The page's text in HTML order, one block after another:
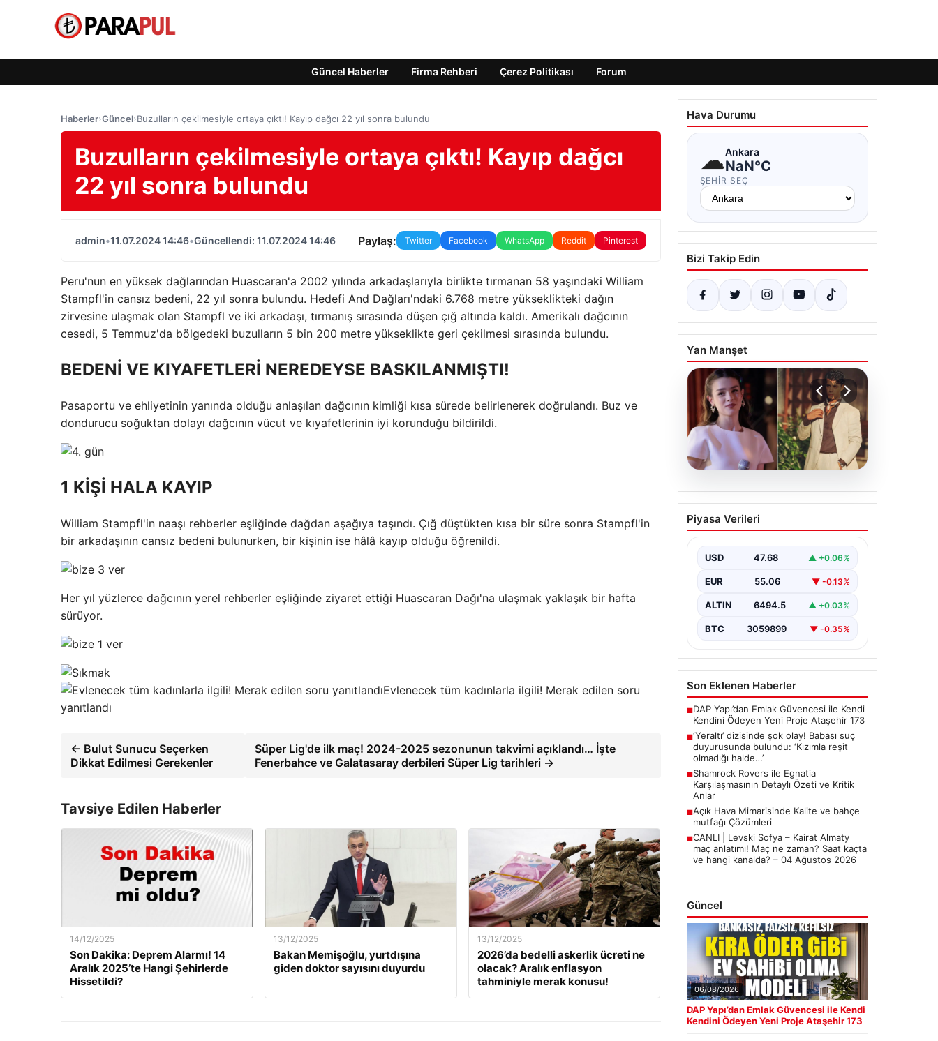
Güncel Haberler Firma Rehberi Çerez Politikası Forum
Haberler›Güncel›Buzulların çekilmesiyle ortaya çıktı! Kayıp dağcı 22 yıl sonra bulundu
Buzulların çekilmesiyle ortaya çıktı! Kayıp dağcı
22 yıl sonra bulundu
admin•11.07.2024 14:46•Güncellendi: 11.07.2024 14:46 Paylaş: Twitter Facebook WhatsApp Reddit Pinterest
Peru'nun en yüksek dağlarından Huascaran'a 2002 yılında arkadaşlarıyla birlikte tırmanan 58 yaşındaki William
Stampfl'in cansız bedeni, 22 yıl sonra bulundu. Hedefi And Dağları'ndaki 6.768 metre yükseklikteki dağın
zirvesine ulaşmak olan Stampfl ve iki arkadaşı, tırmanış sırasında düşen çığ altında kaldı. Amerikalı dağcının
cesedi, 5 Temmuz'da bölgedeki buzulların 5 bin 200 metre yükseklikte geri çekilmesi sırasında bulundu.
BEDENİ VE KIYAFETLERİ NEREDEYSE BASKILANMIŞTI!
Pasaportu ve ehliyetinin yanında olduğu anlaşılan dağcının kimliği kısa sürede belirlenerek doğrulandı. Buz ve
dondurucu soğuktan dolayı dağcının vücut ve kıyafetlerinin iyi korunduğu bildirildi.
1 KİŞİ HALA KAYIP
William Stampfl'in naaşı rehberler eşliğinde dağdan aşağıya taşındı. Çığ düştükten kısa bir süre sonra Stampfl'in
bir arkadaşının cansız bedeni bulunurken, bir kişinin ise hâlâ kayıp olduğu öğrenildi.
Her yıl yüzlerce dağcının yerel rehberler eşliğinde ziyaret ettiği Huascaran Dağı'na ulaşmak yaklaşık bir hafta
sürüyor.
Evlenecek tüm kadınlarla ilgili! Merak edilen soru
yanıtlandı
← Bulut Sunucu Seçerken
Dikkat Edilmesi Gerekenler
Süper Lig'de ilk maç! 2024-2025 sezonunun takvimi açıklandı… İşte
Fenerbahce ve Galatasaray derbileri Süper Lig tarihleri →
Tavsiye Edilen Haberler
14/12/2025
Son Dakika: Deprem Alarmı! 14
Aralık 2025’te Hangi Şehirlerde
Hissetildi?
13/12/2025
Bakan Memişoğlu, yurtdışına
giden doktor sayısını duyurdu
13/12/2025
2026’da bedelli askerlik ücreti ne
olacak? Aralık enflasyon
tahminiyle merak konusu!
Hava Durumu
☁Ankara
NaN°C
ŞEHIR SEÇ
Bizi Takip Edin
Yan Manşet
05.08.2026
‘Yeraltı’ dizisinde şok
olay! Babası suç
‘Kızımla reşit olmadığı
halde…’
Piyasa Verileri
USD 47.68 ▲ +0.06%
EUR 55.06 ▼ -0.13%
ALTIN 6494.5 ▲ +0.03%
BTC 3059899 ▼ -0.35%
Son Eklenen Haberler
■DAP Yapı’dan Emlak Güvencesi ile Kendi
Kendini Ödeyen Yeni Proje Ataşehir 173
■‘Yeraltı’ dizisinde şok olay! Babası suç
duyurusunda bulundu: ‘Kızımla reşit
olmadığı halde…’
■Shamrock Rovers ile Egnatia
Karşılaşmasının Detaylı Özeti ve Kritik
Anlar
■Açık Hava Mimarisinde Kalite ve bahçe
mutfağı Çözümleri
■CANLI | Levski Sofya – Kairat Almaty
maç anlatımı! Maç ne zaman? Saat kaçta
ve hangi kanalda? – 04 Ağustos 2026
Güncel
06/08/2026
DAP Yapı’dan Emlak Güvencesi ile Kendi
Kendini Ödeyen Yeni Proje Ataşehir 173